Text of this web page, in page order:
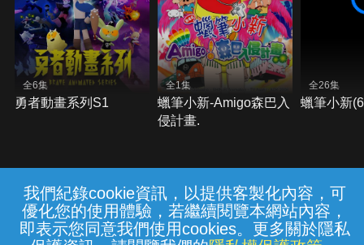
我們紀錄cookie資訊，以提供客製化內容，可
優化您的使用體驗，若繼續閱覽本網站內容，
即表示您同意我們使用cookies。更多關於隱私
全6集
勇者動畫系列S1
全1集
蠟筆小新-Amigo森巴入
侵計畫.
全26集
蠟筆小新
常見問題 線上客服 服務條款 隱私權保護
{{notifyMsg}}